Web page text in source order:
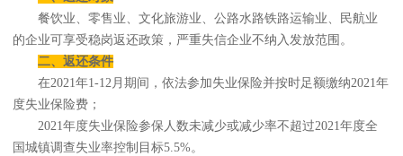
餐饮业、零售业、文化旅游业、公路水路铁路运输业、民航业
的企业可享受稳岗返还政策，严重失信企业不纳入发放范围。
二、返还条件
在2021年1-12月期间，依法参加失业保险并按时足额缴纳2021年
度失业保险费；
2021年度失业保险参保人数未减少或减少率不超过2021年度全
国城镇调查失业率控制目标5.5%。